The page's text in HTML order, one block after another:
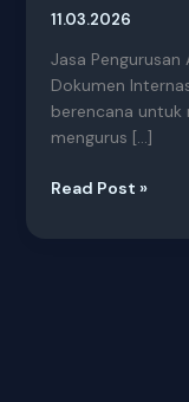
11.03.2026
Jasa Pengurusan
Dokumen
berencana untuk
mengurus […]
Read Post »